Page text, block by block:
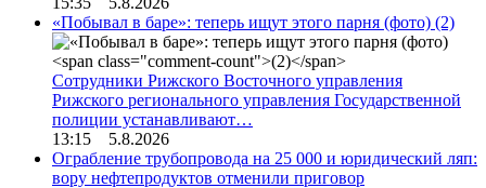
«Побывал в баре»: теперь ищут этого парня (фото) (2)
Сотрудники Рижского Восточного управления
Рижского регионального управления Государственной
полиции устанавливают…
13:15 5.8.2026
Ограбление трубопровода на 25 000 и юридический ляп:
вору нефтепродуктов отменили приговор